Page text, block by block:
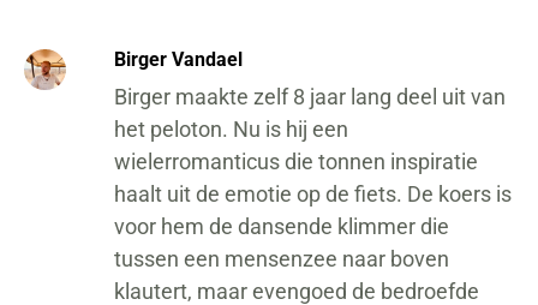
Birger Vandael
Birger maakte zelf 8 jaar lang deel uit van
het peloton. Nu is hij een
wielerromanticus die tonnen inspiratie
haalt uit de emotie op de fiets. De koers is
voor hem de dansende klimmer die
tussen een mensenzee naar boven
klautert, maar evengoed de bedroefde